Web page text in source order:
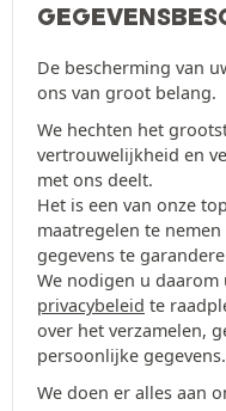
De bescherming van
ons van groot belang.
We hechten het
vertrouwelijkheid en
met ons deelt.
Het is een van onze
maatregelen te
gegevens te
We nodigen u
privacybeleid te
over het verzamelen,
persoonlijke gegevens.
We doen er alles aan